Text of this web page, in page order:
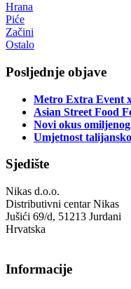
Hrana
Piće
Začini
Ostalo
Posljednje objave
Metro Extra Event
Asian Street Food
Novi okus
Umjetnost
Sjedište
Nikas d.o.o.
Distributivni centar Nikas
Jušići 69/d, 51213 Jurdani
Hrvatska
Informacije